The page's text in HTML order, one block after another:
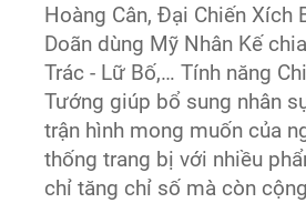
Hoàng Cân, Đại Chiến Xích
Doãn dùng Mỹ Nhân Kế
Trác - Lữ Bố,… Tính năng
Tướng giúp bổ sung nhân
trận hình mong muốn của
thống trang bị với nhiều
chỉ tăng chỉ số mà còn